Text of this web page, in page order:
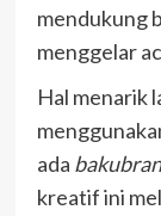
mendukung
menggelar
Hal menarik
ada
kreatif ini